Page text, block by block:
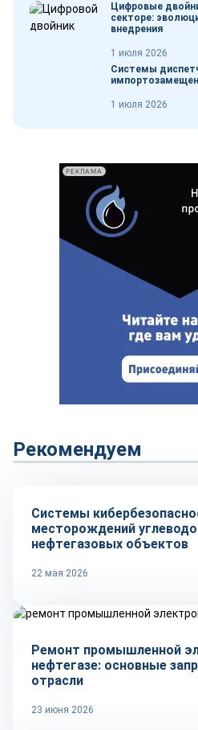
Цифровые
секторе:
внедрения
1 июля 2026
Системы
1 июля 2026
РЕКЛАМА
Рекомендуем
Технологии
Системы
месторождений
нефтегазовых объектов
22 мая 2026
Ремонт промышленной
нефтегазе: основные
отрасли
23 июня 2026
Технологии